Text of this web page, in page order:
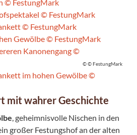
© © FestungMark
mit wahrer Geschichte
, geheimnisvolle Nischen in den
großer Festungshof an der alten